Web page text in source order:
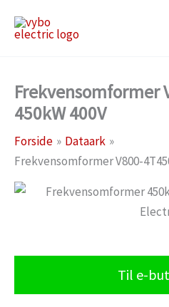
Frekvensomformer
450kW 400V
Forside
Dataark
Frekvensomformer V800-
Til e-